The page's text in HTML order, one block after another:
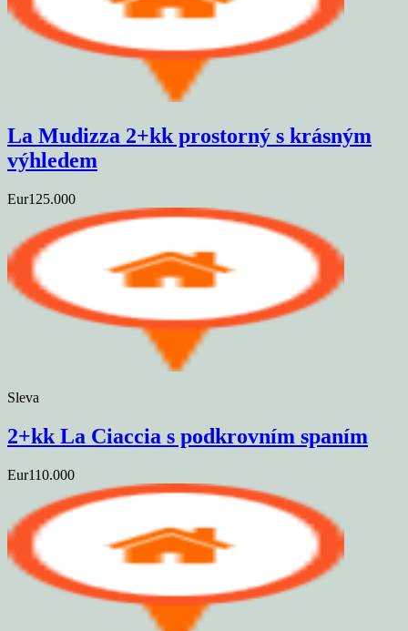
La Mudizza 2+kk prostorný s krásným
výhledem
Eur125.000
Sleva
2+kk La Ciaccia s podkrovním spaním
Eur110.000